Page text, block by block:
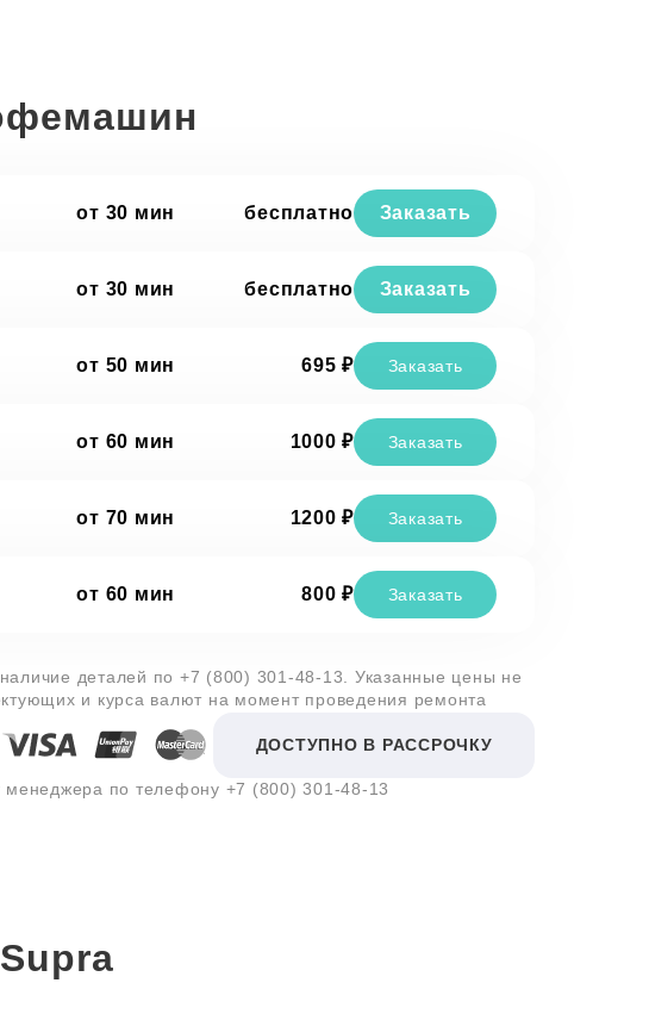
от 30 мин бесплатно Заказать
от 30 мин бесплатно Заказать
от 50 мин 695 ₽ Заказать
от 60 мин 1000 ₽ Заказать
от 70 мин 1200 ₽ Заказать
от 60 мин 800 ₽ Заказать
деталей по +7 (800) 301-48-13 . Указанные цены не
и курса валют на момент проведения ремонта
ДОСТУПНО В РАССРОЧКУ
менеджера по телефону +7 (800) 301-48-13